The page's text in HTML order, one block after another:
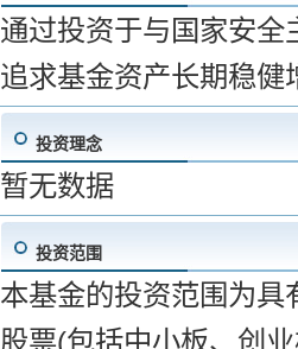
通过投资于与国家安
追求基金资产长期稳健
投资理念
暂无数据
投资范围
本基金的投资范围为
股票(包括中小板、创